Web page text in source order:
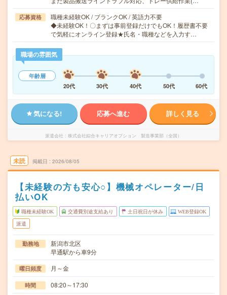
応募資格
職種未経験OK / ブランクOK / 英語力不要
◆未経験OK！〇まずは事前登録だけでもOK！履歴書不要
で気軽にオンライン登録★氏名・職種などを入力す…
職場の雰囲気
年齢層
20代
30代 40代 50代 60代
気になる! 応募へ進む 詳しく見る
派遣会社 株式会社綜合キャリアオプション 製造事業部（全国）
未読 掲載日 2026/08/05
【未経験の方も安心○】機械オペレーター/日
払いOK
職種未経験OK 交通費別途支給あり 土日祝日が休み WEB登録OK
派遣
勤務地
新潟市北区
早通駅から車9分
曜日頻度 月～金
時間 08:20～17:30